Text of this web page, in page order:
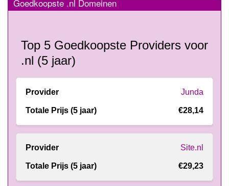
Goedkoopste .nl Domeinen
Top 5 Goedkoopste Providers voor
.nl (5 jaar)
Junda
€28,14
Site.nl
€29,23